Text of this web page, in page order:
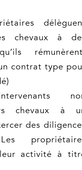
chevaux à
contrat type
chevaux à
des
leur activité à